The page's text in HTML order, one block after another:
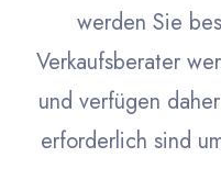
werden Sie
Verkaufsberater
und verfügen
erforderlich sind